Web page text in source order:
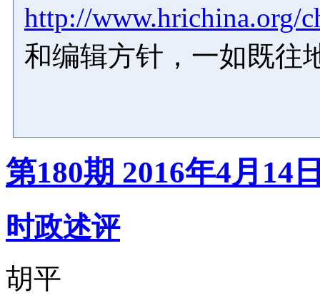
http://www.hrichina.org/
和编辑方针，一如既往
第180期 2016年4月14
时政述评
胡平